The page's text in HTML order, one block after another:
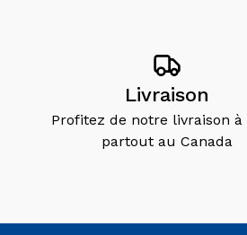
Livraison
Profitez de notre livraison à
partout au Canada